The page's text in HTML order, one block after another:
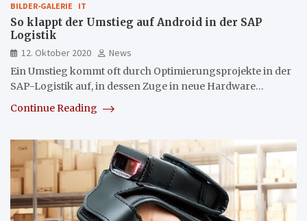
BILDER-GALERIE IT
So klappt der Umstieg auf Android in der SAP
Logistik
12. Oktober 2020
News
Ein Umstieg kommt oft durch Optimierungsprojekte in der
SAP-Logistik auf, in dessen Zuge in neue Hardware…
Continue Reading